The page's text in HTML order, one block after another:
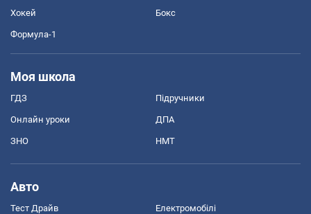
Хокей Бокс
Формула-1
Моя школа
ГДЗ Підручники
Онлайн уроки ДПА
ЗНО НМТ
Авто
Тест Драйв Електромобілі